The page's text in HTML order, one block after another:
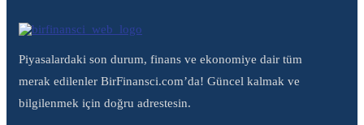
Piyasalardaki son durum, finans ve ekonomiye dair tüm
merak edilenler BirFinansci.com’da! Güncel kalmak ve
bilgilenmek için doğru adrestesin.